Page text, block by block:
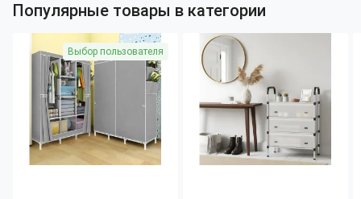
Популярные товары в категории
Выбор пользователя